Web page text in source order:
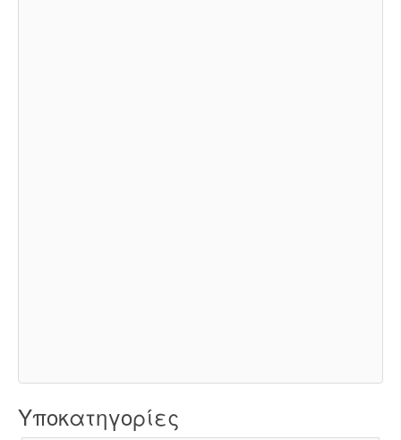
Υποκατηγορίες